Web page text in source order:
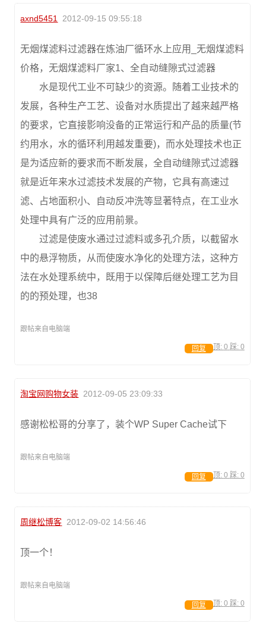
axnd5451 2012-09-15 09:55:18
无烟煤滤料过滤器在炼油厂循环水上应用_无烟煤滤料
价格，无烟煤滤料厂家1、全自动缝隙式过滤器
水是现代工业不可缺少的资源。随着工业技术的
发展，各种生产工艺、设备对水质提出了越来越严格
的要求，它直接影响没备的正常运行和产品的质量(节
约用水，水的循环利用越发重要)，而水处理技术也正
是为适应新的要求而不断发展，全自动缝隙式过滤器
就是近年来水过滤技术发展的产物，它具有高速过
滤、占地面积小、自动反冲洗等显著特点，在工业水
处理中具有广泛的应用前景。
过滤是使废水通过过滤料或多孔介质，以截留水
中的悬浮物质，从而使废水净化的处理方法，这种方
法在水处理系统中，既用于以保障后继处理工艺为目
的的预处理，也38
跟帖来自电脑端
顶: 0 踩: 0
回复
淘宝网购物女装 2012-09-05 23:09:33
感谢松松哥的分享了，装个WP Super Cache试下
跟帖来自电脑端
顶: 0 踩: 0
回复
周继松博客 2012-09-02 14:56:46
顶一个！
跟帖来自电脑端
顶: 0 踩: 0
回复